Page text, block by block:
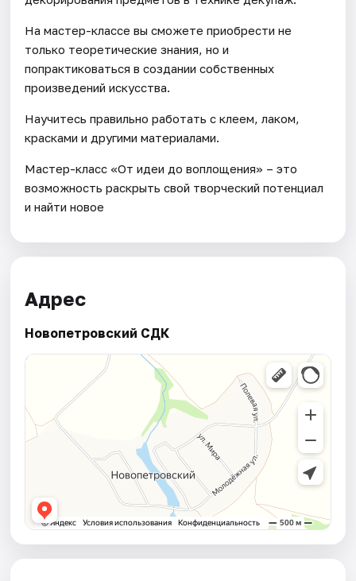
На мастер-классе вы сможете приобрести не
только теоретические знания, но и
попрактиковаться в создании собственных
произведений искусства.
Научитесь правильно работать с клеем, лаком,
красками и другими материалами.
Мастер-класс «От идеи до воплощения» – это
возможность раскрыть свой творческий потенциал
и найти новое
Адрес
Новопетровский СДК